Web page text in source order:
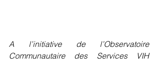
A l’initiative de l’Observatoire
Communautaire des Services VIH